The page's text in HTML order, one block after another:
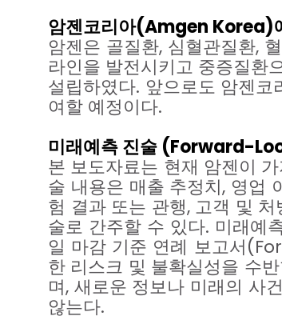
암젠코리아(Amgen Korea)
암젠은 골질환, 심혈관질환,
라인을 발전시키고 중증질환
설립하였다. 앞으로도 암젠코
여할 예정이다.
미래예측진술 (Forward-
본 보도자료는 현재 암젠이
술 내용은 매출 추정치, 영업
험 결과 또는 관행, 고객 및 처
술로 간주할 수 있다. 미래예
일 마감 기준 연례 보고서
한 리스크 및 불확실성을 수
며, 새로운 정보나 미래의 사건
않는다.